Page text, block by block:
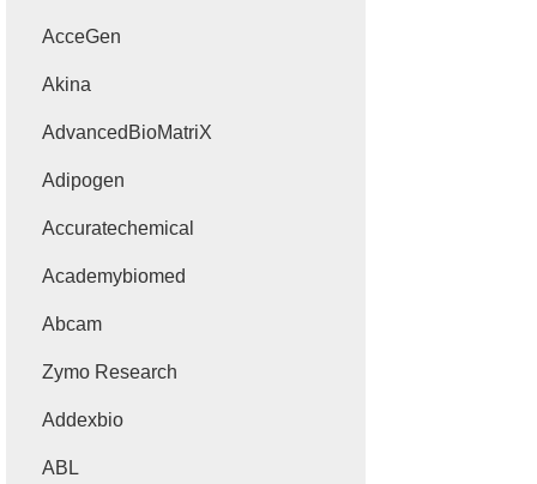
AcceGen
Akina
AdvancedBioMatriX
Adipogen
Accuratechemical
Academybiomed
Abcam
Zymo Research
Addexbio
ABL